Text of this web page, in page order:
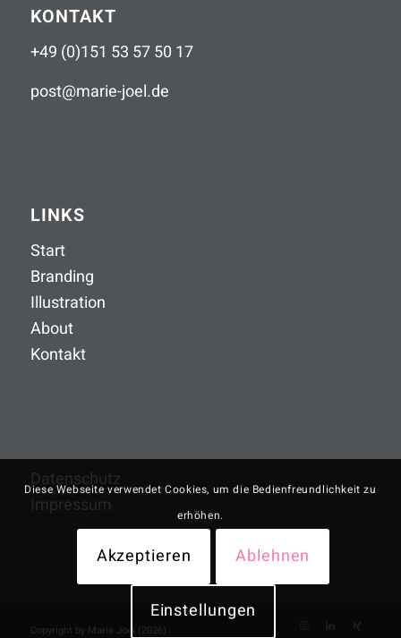
KONTAKT
+49 (0)151 53 57 50 17
post@marie-joel.de
LINKS
Start
Branding
Illustration
About
Kontakt
Datenschutz
Impressum
Copyright by Marie Joel (2026)
Diese Webseite verwendet Cookies, um die Bedienfreundlichkeit zu
erhöhen.
Akzeptieren Ablehnen
Einstellungen